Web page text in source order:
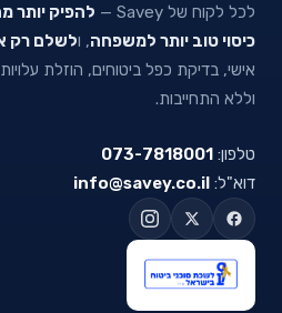
לכל לקוח של Savey —
להפיק יותר
כיסוי טוב יותר למשפחה, ולשלם רק
אישי, בדיקת כפל ביטוחים, הוזלת
וללא התחייבות.
טלפון: 073-7818001
דוא"ל: info@savey.co.il